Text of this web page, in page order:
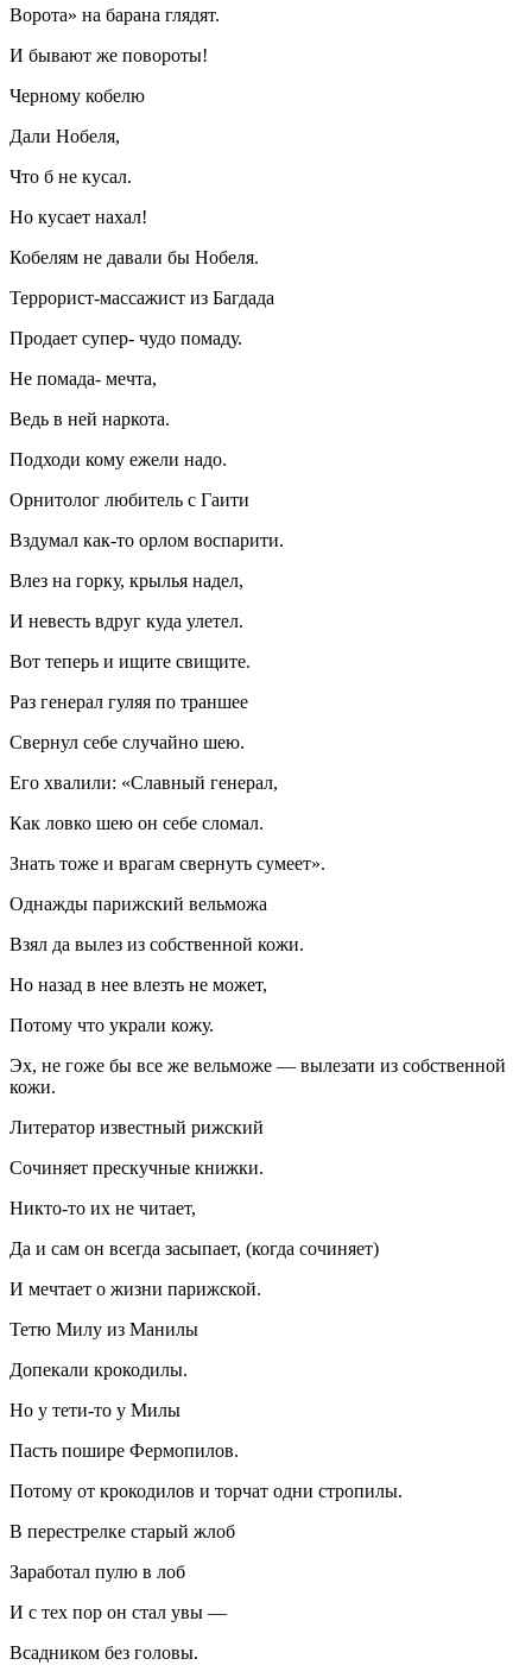
Ворота» на барана глядят.
И бывают же повороты!
Черному кобелю
Дали Нобеля,
Что б не кусал.
Но кусает нахал!
Кобелям не давали бы Нобеля.
Террорист-массажист из Багдада
Продает супер- чудо помаду.
Не помада- мечта,
Ведь в ней наркота.
Подходи кому ежели надо.
Орнитолог любитель с Гаити
Вздумал как-то орлом воспарити.
Влез на горку, крылья надел,
И невесть вдруг куда улетел.
Вот теперь и ищите свищите.
Раз генерал гуляя по траншее
Свернул себе случайно шею.
Его хвалили: «Славный генерал,
Как ловко шею он себе сломал.
Знать тоже и врагам свернуть сумеет».
Однажды парижский вельможа
Взял да вылез из собственной кожи.
Но назад в нее влезть не может,
Потому что украли кожу.
Эх, не гоже бы все же вельможе — вылезати из собственной
кожи.
Литератор известный рижский
Сочиняет прескучные книжки.
Никто-то их не читает,
Да и сам он всегда засыпает, (когда сочиняет)
И мечтает о жизни парижской.
Тетю Милу из Манилы
Допекали крокодилы.
Но у тети-то у Милы
Пасть пошире Фермопилов.
Потому от крокодилов и торчат одни стропилы.
В перестрелке старый жлоб
Заработал пулю в лоб
И с тех пор он стал увы —
Всадником без головы.